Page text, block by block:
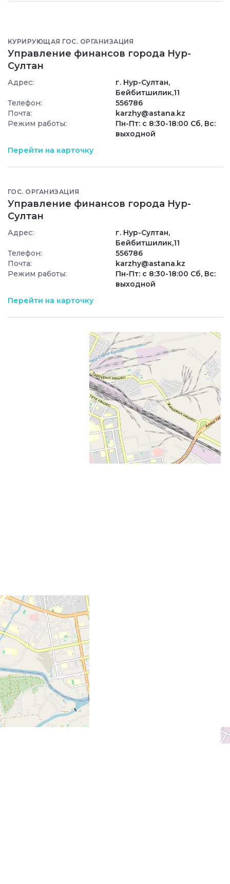
КУРИРУЮЩАЯ ГОС. ОРГАНИЗАЦИЯ
Управление финансов города Нур-
Султан
Адрес:
г. Нур-Султан,
Бейбитшилик,11
Телефон:
556786
Почта:
karzhy@astana.kz
Режим работы:
Пн-Пт: с 8:30-18:00 Сб, Вс:
выходной
Перейти на карточку
ГОС. ОРГАНИЗАЦИЯ
Управление финансов города Нур-
Султан
Адрес:
г. Нур-Султан,
Бейбитшилик,11
Телефон:
556786
Почта:
karzhy@astana.kz
Режим работы:
Пн-Пт: с 8:30-18:00 Сб, Вс:
выходной
Перейти на карточку